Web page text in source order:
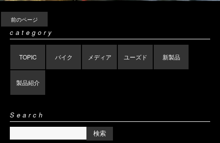
前のページ
category
TOPIC バイク メディア ユーズド 新製品
製品紹介
Search